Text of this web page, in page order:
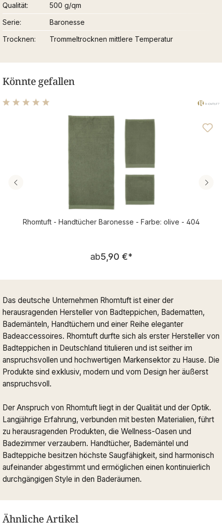
Qualität
500 g/qm
Serie
Baronesse
Trocknen
Trommeltrocknen mittlere Temperatur
Könnte gefallen
Durchschnittliche Bewertung von 5 von 5 Sternen
Rhomtuft - Handtücher Baronesse - Farbe: olive - 404
Regulärer Preis:
ab5,90 €*
Das deutsche Unternehmen Rhomtuft ist einer der
herausragenden Hersteller von Badteppichen, Badematten,
Bademänteln, Handtüchern und einer Reihe eleganter
Badeaccessoires. Rhomtuft durfte sich als erster Hersteller von
Badteppichen in Deutschland titulieren und ist seither im
anspruchsvollen und hochwertigen Markensektor zu Hause. Die
Produkte sind exklusiv, modern und vom Design her äußerst
anspruchsvoll.
Der Anspruch von Rhomtuft liegt in der Qualität und der Optik.
Langjährige Erfahrung, verbunden mit besten Materialien, führt
zu herausragenden Produkten, die Wellness-Oasen und
Badezimmer verzaubern. Handtücher, Bademäntel und
Badteppiche besitzen höchste Saugfähigkeit, sind harmonisch
aufeinander abgestimmt und ermöglichen einen kontinuierlich
durchgängigen Style in den Baderäumen.
Ähnliche Artikel